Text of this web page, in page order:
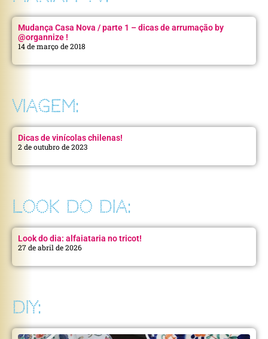
Mudança Casa Nova / parte 1 – dicas de arrumação by
@organnize !
14 de março de 2018
VIAGEM:
Dicas de vinícolas chilenas!
2 de outubro de 2023
LOOK DO DIA:
Look do dia: alfaiataria no tricot!
27 de abril de 2026
DIY: